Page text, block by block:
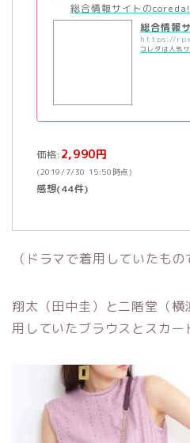
総合情報サイトのcoreda!
総合情報
コレダは人気
価格: 2,990円
(2019/7/30 15:50時点)
感想(44件)
（ドラマで着用していたもの
翔太（田中圭）と二階堂（
用していたブラウスとスカー